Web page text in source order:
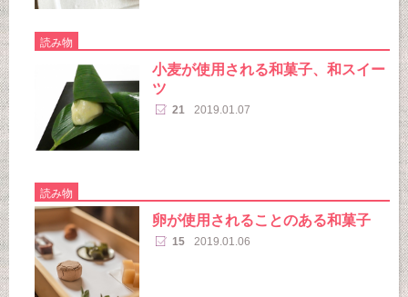
読み物
小麦が使用される和菓子、和スイー
ツ
21 2019.01.07
読み物
卵が使用されることのある和菓子
15 2019.01.06